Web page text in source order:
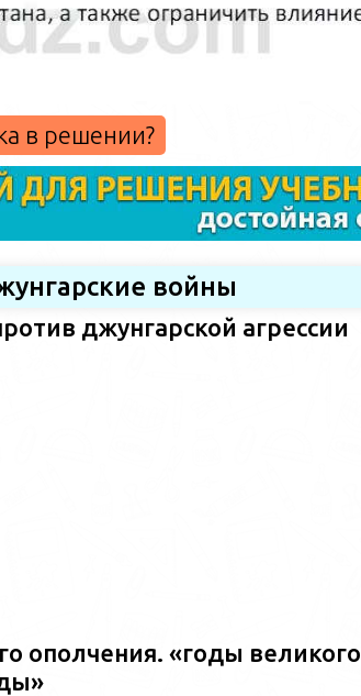
в решении?
войны
джунгарской агрессии
ополчения. «годы великого